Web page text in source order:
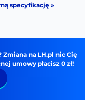
specyfikację »
Zmiana na LH.pl nic Cię
umowy płacisz 0 zł!